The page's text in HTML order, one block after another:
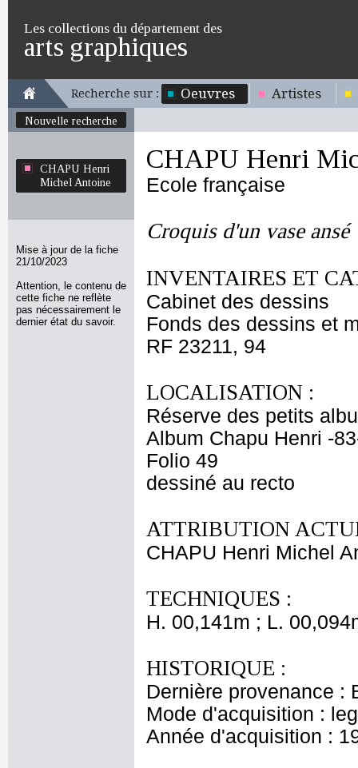
Les collections du département des
arts graphiques
Recherche sur : Oeuvres Artistes
Nouvelle recherche
CHAPU Henri
Michel Antoine
Mise à jour de la fiche
21/10/2023
Attention, le contenu de
cette fiche ne reflète
pas nécessairement le
dernier état du savoir.
CHAPU Henri
Ecole française
Croquis d'un vase ansé
INVENTAIRES ET
Cabinet des dessins
Fonds des dessins et
RF 23211, 94
LOCALISATION :
Réserve des petits
Album Chapu Henri -
Folio 49
dessiné au recto
ATTRIBUTION
CHAPU Henri Michel
TECHNIQUES :
H. 00,141m ; L.
HISTORIQUE :
Dernière provenance :
Mode d'acquisition :
Année d'acquisition :